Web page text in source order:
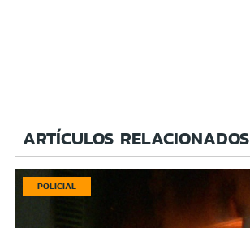
ARTÍCULOS RELACIONADOS
POLICIAL